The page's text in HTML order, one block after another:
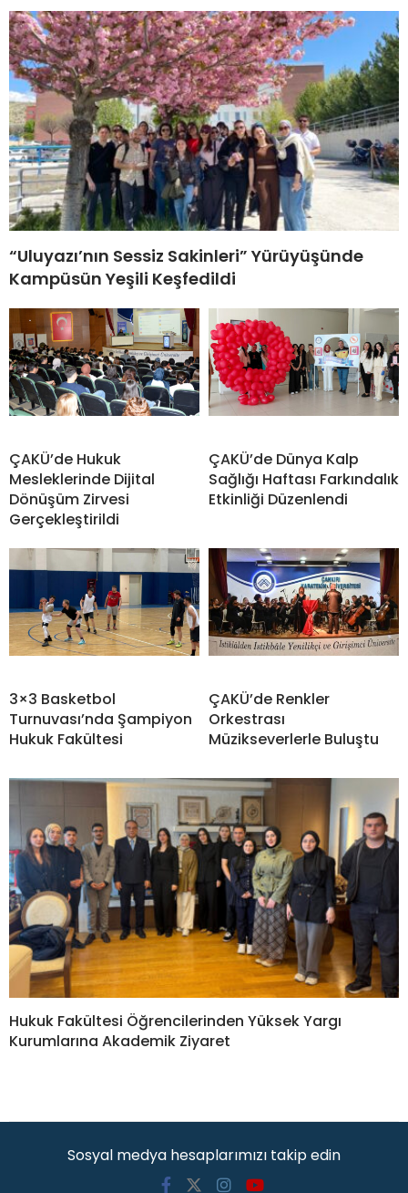
“Uluyazı’nın Sessiz Sakinleri” Yürüyüşünde
Kampüsün Yeşili Keşfedildi
ÇAKÜ’de Hukuk
Mesleklerinde Dijital
Dönüşüm Zirvesi
Gerçekleştirildi
ÇAKÜ’de Dünya Kalp
Sağlığı Haftası Farkındalık
Etkinliği Düzenlendi
3×3 Basketbol
Turnuvası’nda Şampiyon
Hukuk Fakültesi
ÇAKÜ’de Renkler
Orkestrası
Müzikseverlerle Buluştu
Hukuk Fakültesi Öğrencilerinden Yüksek Yargı
Kurumlarına Akademik Ziyaret
Sosyal medya hesaplarımızı takip edin